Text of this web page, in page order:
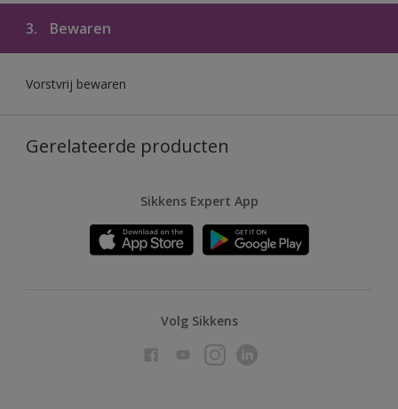
3. Bewaren
Vorstvrij bewaren
Gerelateerde producten
Sikkens Expert App
Volg Sikkens